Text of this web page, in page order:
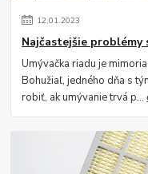
12.01.2023
Najčastejšie problémy
Umývačka riadu je
Bohužiaľ, jedného dňa s
robiť, ak umývanie trvá p...